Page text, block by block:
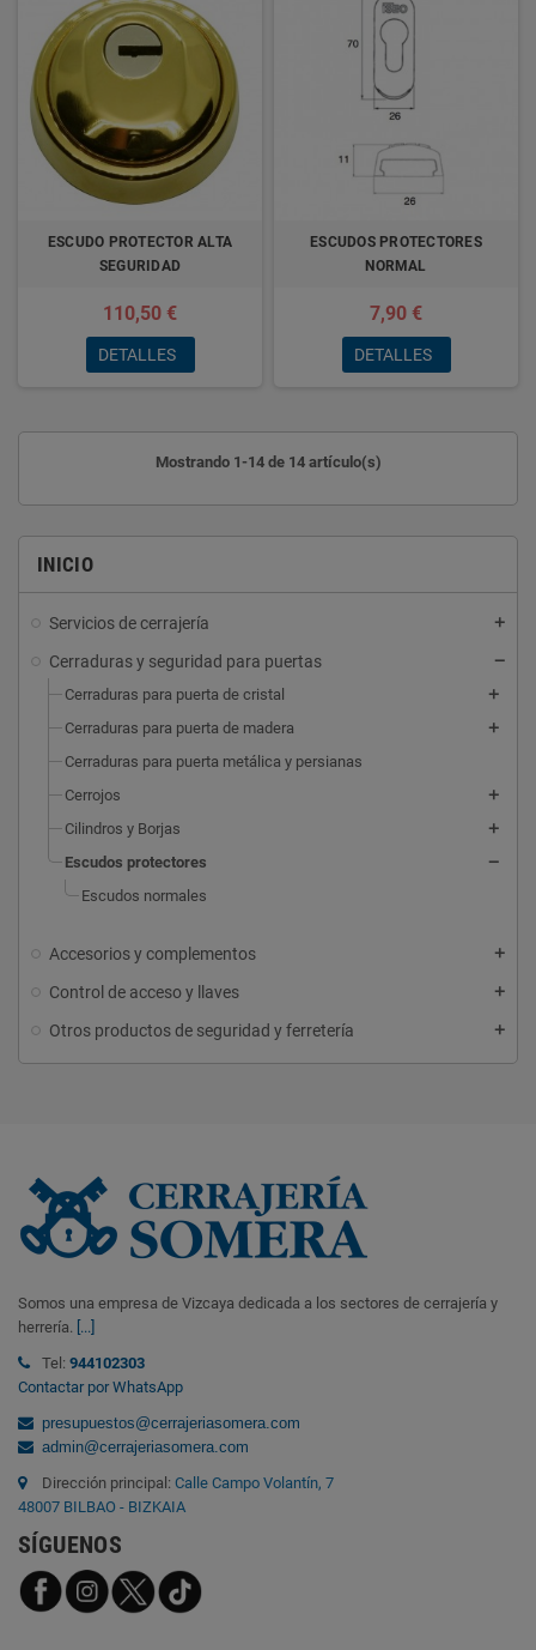
INICIO
Servicios de cerrajería
Cerraduras y seguridad para puertas
Cerraduras para puerta de cristal
Cerraduras para puerta de madera
Cerraduras para puerta metálica y persianas
Cerrojos
Cilindros y Borjas
Escudos protectores
Escudos normales
Accesorios y complementos
Control de acceso y llaves
Otros productos de seguridad y ferretería
ESCUDO PROTECTOR ALTA
SEGURIDAD
110,50 €
DETALLES
ESCUDOS PROTECTORES
NORMAL
7,90 €
DETALLES
Mostrando 1-14 de 14 artículo(s)
Somos una empresa de Vizcaya dedicada a los sectores de cerrajería y
herrería. [...]
Tel: 944102303
Contactar por WhatsApp
presupuestos@cerrajeriasomera.com
admin@cerrajeriasomera.com
Dirección principal: Calle Campo Volantín, 7
48007 BILBAO - BIZKAIA
SÍGUENOS